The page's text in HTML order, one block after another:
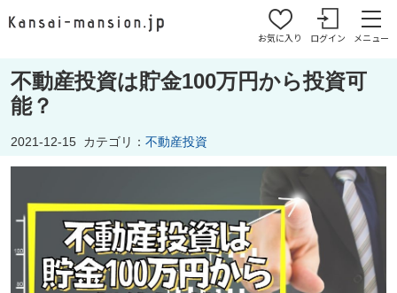
お気に入り ログイン メニュー
不動産投資は貯金100万円から投資可
能？
2021-12-15 カテゴリ： 不動産投資